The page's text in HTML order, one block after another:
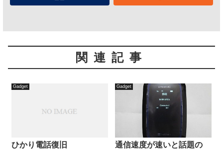
関連記事
Gadget
ひかり電話復旧
Gadget
通信速度が速いと話題の